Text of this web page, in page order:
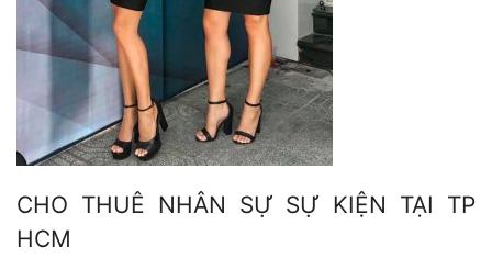
CHO THUÊ NHÂN SỰ SỰ KIỆN TẠI TP
HCM